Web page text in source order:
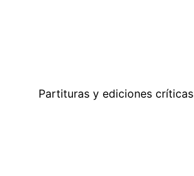
Partituras y ediciones críticas